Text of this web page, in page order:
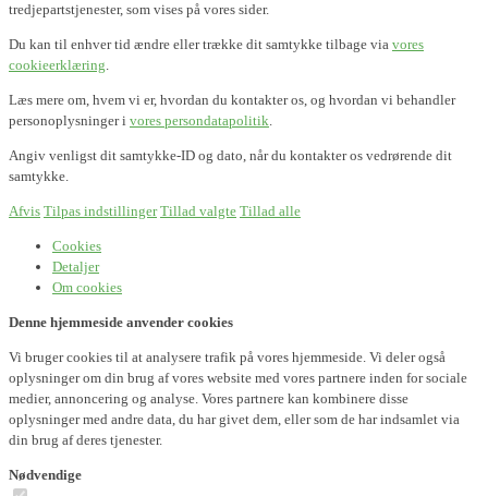
tredjepartstjenester, som vises på vores sider.
Du kan til enhver tid ændre eller trække dit samtykke tilbage via vores
cookieerklæring.
Læs mere om, hvem vi er, hvordan du kontakter os, og hvordan vi behandler
personoplysninger i vores persondatapolitik.
Angiv venligst dit samtykke-ID og dato, når du kontakter os vedrørende dit
samtykke.
Afvis Tilpas indstillinger Tillad valgte Tillad alle
Cookies
Detaljer
Om cookies
Denne hjemmeside anvender cookies
Vi bruger cookies til at analysere trafik på vores hjemmeside. Vi deler også
oplysninger om din brug af vores website med vores partnere inden for sociale
medier, annoncering og analyse. Vores partnere kan kombinere disse
oplysninger med andre data, du har givet dem, eller som de har indsamlet via
din brug af deres tjenester.
Nødvendige